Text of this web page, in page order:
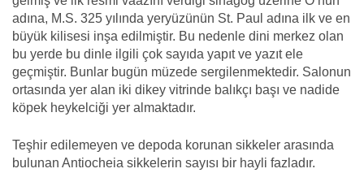
adına, M.S. 325 yılında yeryüzünün St. Paul adına ilk ve en
büyük kilisesi inşa edilmiştir. Bu nedenle dini merkez olan
bu yerde bu dinle ilgili çok sayıda yapıt ve yazıt ele
geçmiştir. Bunlar bugün müzede sergilenmektedir. Salonun
ortasında yer alan iki dikey vitrinde balıkçı başı ve nadide
köpek heykelciği yer almaktadır.
Teşhir edilemeyen ve depoda korunan sikkeler arasında
bulunan Antiocheia sikkelerin sayısı bir hayli fazladır.